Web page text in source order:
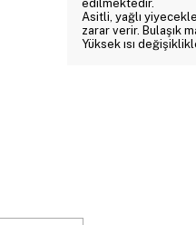
edilmektedir.
Asitli, yağlı
zarar verir. Bulaşık
Yüksek ısı